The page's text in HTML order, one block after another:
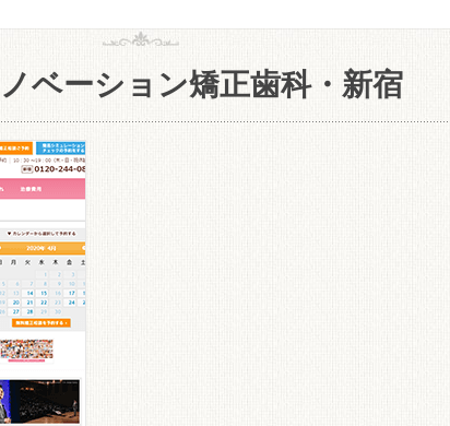
ベーション矯正歯科・新宿